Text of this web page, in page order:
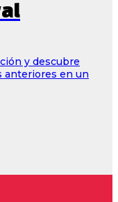
y descubre
anteriores en un